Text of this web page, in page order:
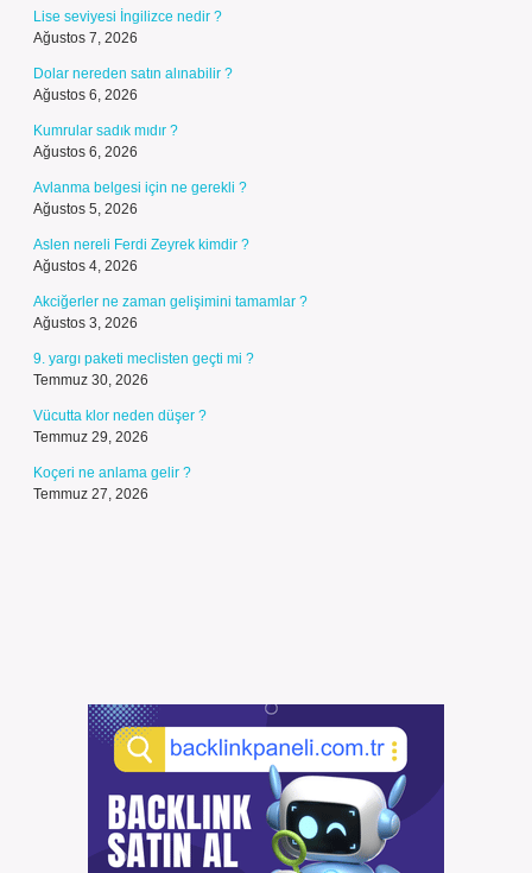
Lise seviyesi İngilizce nedir ?
Ağustos 7, 2026
Dolar nereden satın alınabilir ?
Ağustos 6, 2026
Kumrular sadık mıdır ?
Ağustos 6, 2026
Avlanma belgesi için ne gerekli ?
Ağustos 5, 2026
Aslen nereli Ferdi Zeyrek kimdir ?
Ağustos 4, 2026
Akciğerler ne zaman gelişimini tamamlar ?
Ağustos 3, 2026
9. yargı paketi meclisten geçti mi ?
Temmuz 30, 2026
Vücutta klor neden düşer ?
Temmuz 29, 2026
Koçeri ne anlama gelir ?
Temmuz 27, 2026